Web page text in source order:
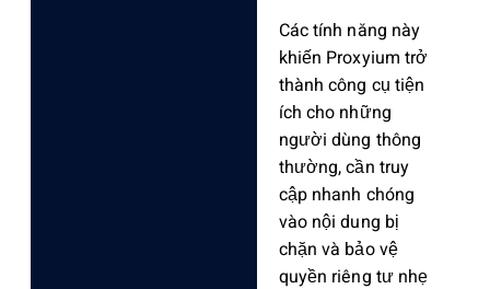
Các tính năng này
khiến Proxyium trở
thành công cụ tiện
ích cho những
người dùng thông
thường, cần truy
cập nhanh chóng
vào nội dung bị
chặn và bảo vệ
quyền riêng tư nhẹ